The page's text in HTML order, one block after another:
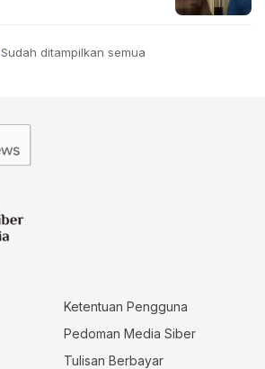
Sudah ditampilkan semua
Ketentuan Pengguna
Pedoman Media Siber
Tulisan Berbayar